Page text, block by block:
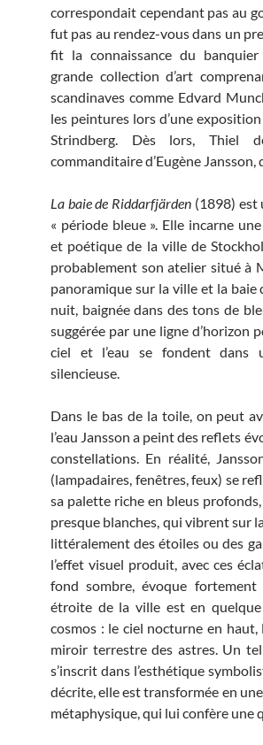
correspondait cependant pas au
fut pas au rendez-vous dans un
fit la connaissance du
grande collection d’art
scandinaves comme Edvard
les peintures lors d’une
Strindberg. Dès lors, Thiel
commanditaire d’Eugène
La baie de Riddarfjärden (1898) est
« période bleue ». Elle incarne
et poétique de la ville de
probablement son atelier situé à
panoramique sur la ville et la
nuit, baignée dans des tons de
suggérée par une ligne d’horizon
ciel et l’eau se fondent dans
silencieuse.
Dans le bas de la toile, on peut
l’eau Jansson a peint des reflets
constellations. En réalité,
(lampadaires, fenêtres, feux) se
sa palette riche en bleus
presque blanches, qui vibrent sur
littéralement des étoiles ou des
l’effet visuel produit, avec ces
fond sombre, évoque
étroite de la ville est en
cosmos : le ciel nocturne en haut,
miroir terrestre des astres. Un
s’inscrit dans l’esthétique
décrite, elle est transformée en
métaphysique, qui lui confère une